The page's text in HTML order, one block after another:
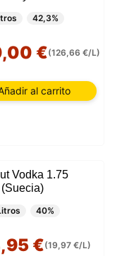
42,3%
€(126,66 €/L)
al carrito
Vodka 1.75
(Suecia)
40%
€(19,97 €/L)